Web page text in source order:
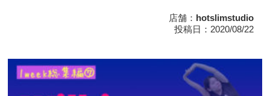
店舗： hotslimstudio
投稿日：2020/08/22